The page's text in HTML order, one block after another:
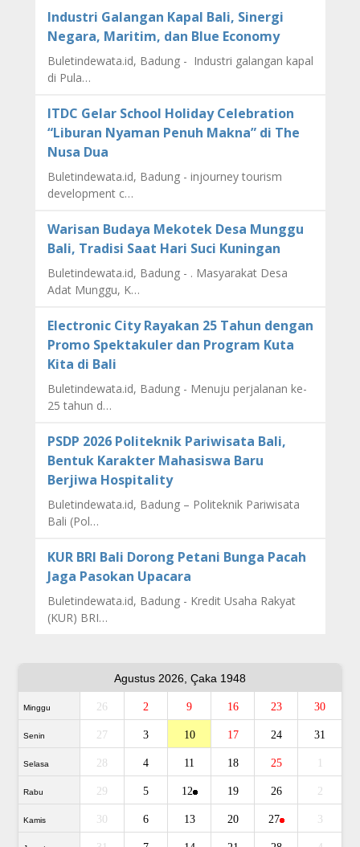
Industri Galangan Kapal Bali, Sinergi
Negara, Maritim, dan Blue Economy
Buletindewata.id, Badung - Industri galangan kapal
di Pula…
ITDC Gelar School Holiday Celebration
“Liburan Nyaman Penuh Makna” di The
Nusa Dua
Buletindewata.id, Badung - injourney tourism
development c…
Warisan Budaya Mekotek Desa Munggu
Bali, Tradisi Saat Hari Suci Kuningan
Buletindewata.id, Badung - . Masyarakat Desa
Adat Munggu, K…
Electronic City Rayakan 25 Tahun dengan
Promo Spektakuler dan Program Kuta
Kita di Bali
Buletindewata.id, Badung - Menuju perjalanan ke-
25 tahun d…
PSDP 2026 Politeknik Pariwisata Bali,
Bentuk Karakter Mahasiswa Baru
Berjiwa Hospitality
Buletindewata.id, Badung – Politeknik Pariwisata
Bali (Pol…
KUR BRI Bali Dorong Petani Bunga Pacah
Jaga Pasokan Upacara
Buletindewata.id, Badung - Kredit Usaha Rakyat
(KUR) BRI…
Agustus 2026, Çaka 1948
Minggu 26 2 9 16 23 30
Senin 27 3 10 17 24 31
Selasa 28 4 11 18 25
Rabu 29 5 12 19 26 2
Kamis 30 6 13 20 27 3